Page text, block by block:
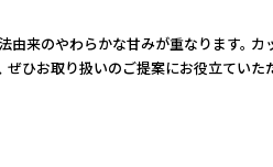
のやわらかな甘みが重なり
取り扱いのご提案にお役立